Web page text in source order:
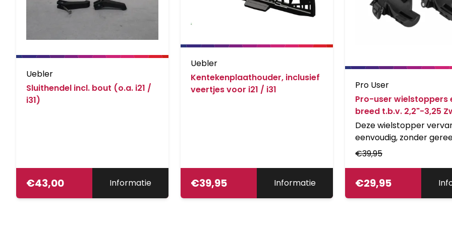
Uebler
Sluithendel incl. bout (o.a. i21 /
i31)
€43,00 Informatie
Uebler
Kentekenplaathouder, inclusief
veertjes voor i21 / i31
€39,95 Informatie
Pro User
Pro-user wielstoppers
breed t.b.v. 2,2"-3,25
Deze wielstopper
eenvoudig, zonder
de bestaande
De set bestaat uit 2
en de fietsband wordt
€39,95
€29,95